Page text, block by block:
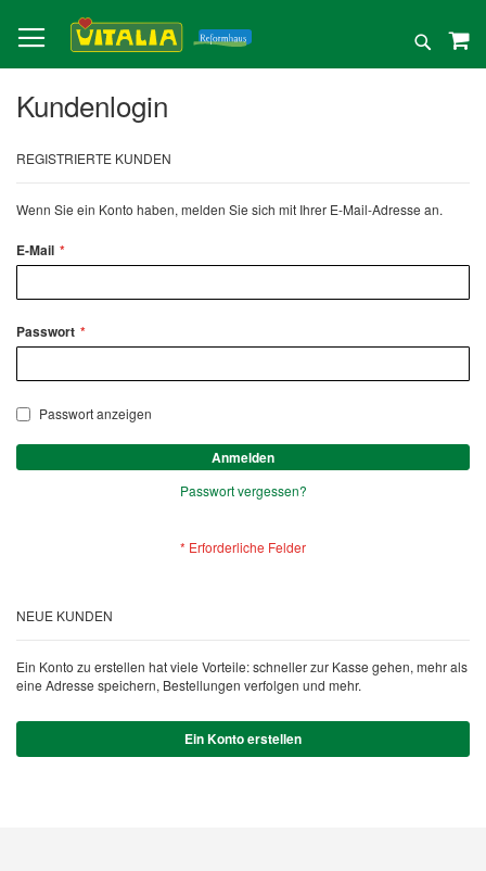
zum
Inhalt
Suche
Kundenlogin
REGISTRIERTE KUNDEN
Wenn Sie ein Konto haben, melden Sie sich mit Ihrer E-Mail-Adresse an.
E-Mail
Passwort
Passwort anzeigen
Anmelden
Passwort vergessen?
NEUE KUNDEN
Ein Konto zu erstellen hat viele Vorteile: schneller zur Kasse gehen, mehr als
eine Adresse speichern, Bestellungen verfolgen und mehr.
Ein Konto erstellen